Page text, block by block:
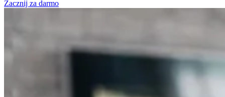
Zacznij za darmo